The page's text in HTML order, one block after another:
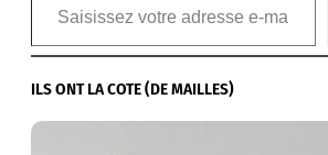
ILS ONT LA COTE (DE MAILLES)